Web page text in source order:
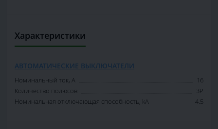
Характеристики
АВТОМАТИЧЕСКИЕ ВЫКЛЮЧАТЕЛИ
Номинальный ток, А
16
Количество полюсов
3P
Номинальная отключающая способность, kA
4.5